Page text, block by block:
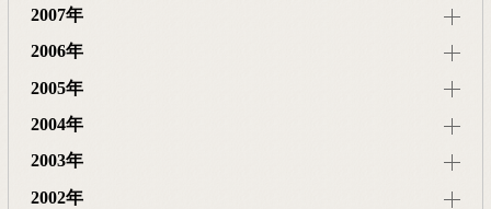
2007年
2006年
2005年
2004年
2003年
2002年